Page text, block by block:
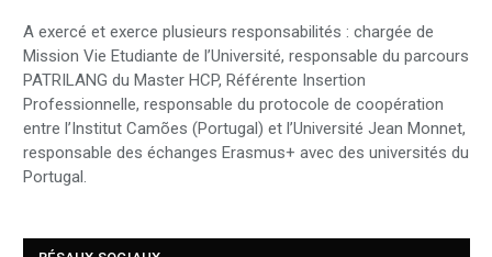
A exercé et exerce plusieurs responsabilités : chargée de
Mission Vie Etudiante de l’Université, responsable du parcours
PATRILANG du Master HCP, Référente Insertion
Professionnelle, responsable du protocole de coopération
entre l’Institut Camões (Portugal) et l’Université Jean Monnet,
responsable des échanges Erasmus+ avec des universités du
Portugal.